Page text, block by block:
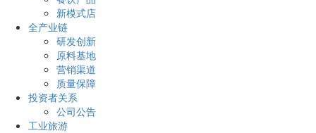
新模式店
全产业链
研发创新
原料基地
营销渠道
质量保障
投资者关系
公司公告
工业旅游